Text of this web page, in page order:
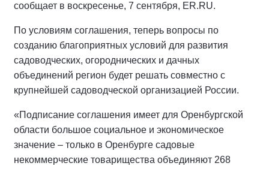
сообщает в воскресенье, 7 сентября, ER.RU.
По условиям соглашения, теперь вопросы по
созданию благоприятных условий для развития
садоводческих, огороднических и дачных
объединений регион будет решать совместно с
крупнейшей садоводческой организацией России.
«Подписание соглашения имеет для Оренбургской
области большое социальное и экономическое
значение – только в Оренбурге садовые
некоммерческие товарищества объединяют 268